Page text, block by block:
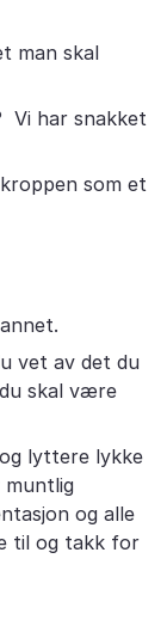
man skal
Vi har snakket
som et
vet av det du
skal være
lyttere lykke
muntlig
og alle
til og takk for